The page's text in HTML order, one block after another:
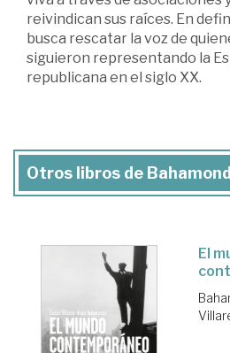
reivindican sus raíces. En
busca rescatar la voz de
siguieron representando la
republicana en el siglo XX.
Otros libros de
El